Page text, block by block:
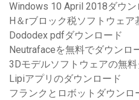
Windows 10 April 2018ダウ
H＆rブロック税ソフトウェ
Dododex pdfダウンロード
Neutrafaceを無料でダウンロ
3Dモデルソフトウェアの無
Lipiアプリのダウンロード
フランクとロボットダウンロ